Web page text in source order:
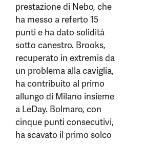
prestazione di Nebo, che
ha messo a referto 15
punti e ha dato solidità
sotto canestro. Brooks,
recuperato in extremis da
un problema alla caviglia,
ha contribuito al primo
allungo di Milano insieme
a LeDay. Bolmaro, con
cinque punti consecutivi,
ha scavato il primo solco